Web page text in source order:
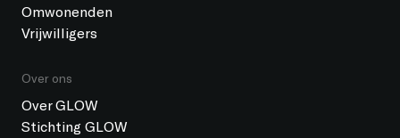
Omwonenden
Vrijwilligers
Over ons
Over GLOW
Stichting GLOW